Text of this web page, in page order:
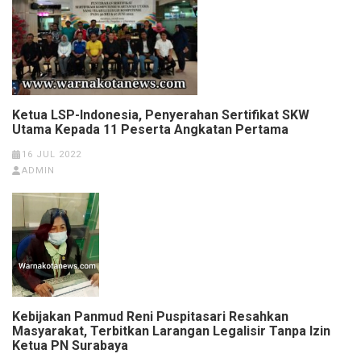
Ketua LSP-Indonesia, Penyerahan Sertifikat SKW
Utama Kepada 11 Peserta Angkatan Pertama
16 JUL 2022
ADMIN
Kebijakan Panmud Reni Puspitasari Resahkan
Masyarakat, Terbitkan Larangan Legalisir Tanpa Izin
Ketua PN Surabaya